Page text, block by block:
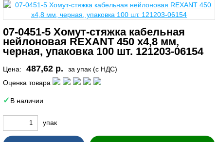
07-0451-5 Хомут-стяжка кабельная
нейлоновая REXANT 450 x4,8 мм,
черная, упаковка 100 шт. 121203-06154
Цена: 487,62 р.
за упак (с НДС)
Оценка товара
В наличии
упак